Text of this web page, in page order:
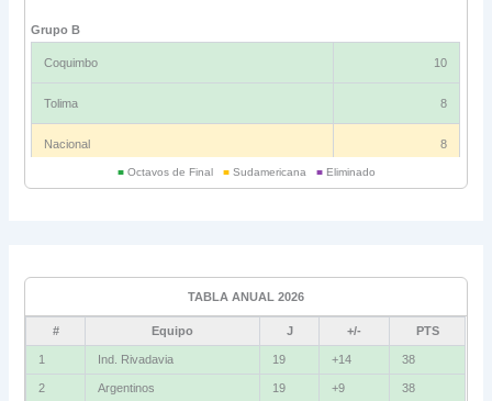
Grupo B
Coquimbo 10
Tolima 8
Nacional 8
Bolívar 5
La Guaira
■Octavos de Final ■Sudamericana ■Eliminado
TABLA ANUAL 2026
# Equipo J +/- PTS
1 Ind. Rivadavia 19 +14 38
2 Argentinos 19 +9 38